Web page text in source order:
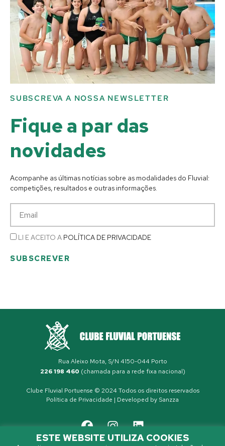
SUBSCREVA A NOSSA NEWSLETTER
Fique a par das
novidades
Acompanhe as últimas notícias sobre as modalidades do Fluvial:
competições, resultados e outras informações.
LI E ACEITO A POLÍTICA DE PRIVACIDADE
SUBSCREVER
Rua Aleixo Mota, S/N 4150-044 Porto
226 198 460 (chamada para a rede fixa nacional)
Clube Fluvial Portuense © 2024 Todos os direitos reservados
Política de Privacidade | Developed by Sanzza
ESTE WEBSITE UTILIZA COOKIES